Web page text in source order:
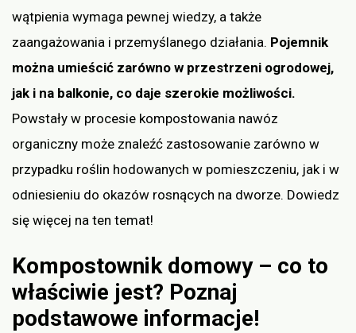
wątpienia wymaga pewnej wiedzy, a także
zaangażowania i przemyślanego działania. Pojemnik
można umieścić zarówno w przestrzeni ogrodowej,
jak i na balkonie, co daje szerokie możliwości.
Powstały w procesie kompostowania nawóz
organiczny może znaleźć zastosowanie zarówno w
przypadku roślin hodowanych w pomieszczeniu, jak i w
odniesieniu do okazów rosnących na dworze. Dowiedz
się więcej na ten temat!
Kompostownik domowy – co to
właściwie jest? Poznaj
podstawowe informacje!